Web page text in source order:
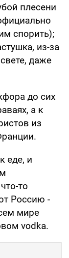
плесени
спорить);
из-за
даже
до сих
а к
из
еде, и
то
Россию -
мире
vodka.